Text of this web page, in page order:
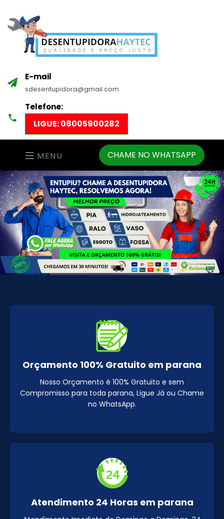
E-mail
sdesentupidora@gmail.com
Telefone:
LIGUE: 08005900282
MENU CHAME NO WHATSAPP
Orçamento 100% Gratuito em parana
Nosso Orçamento é 100% Gratuito e sem
Compromisso para toda parana, Ligue Já ou Chame
no WhatsApp.
Atendimento 24 Horas em parana